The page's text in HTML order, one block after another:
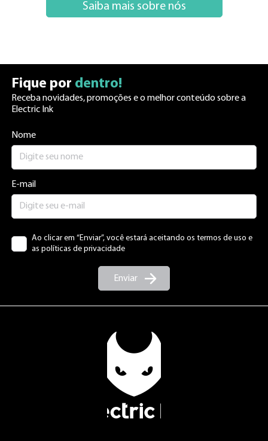
Saiba mais sobre nós
Fique por dentro!
Receba novidades, promoções e o melhor conteúdo sobre a
Electric Ink
Nome
E-mail
Enviar
Ao clicar em “Enviar”, você estará aceitando os termos de uso e
as políticas de privacidade